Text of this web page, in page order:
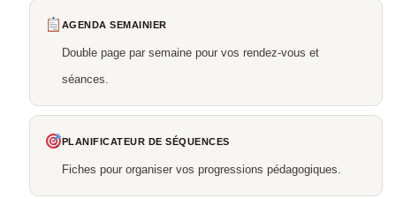
AGENDA SEMAINIER
Double page par semaine pour vos rendez-vous et
séances.
PLANIFICATEUR DE SÉQUENCES
Fiches pour organiser vos progressions pédagogiques.